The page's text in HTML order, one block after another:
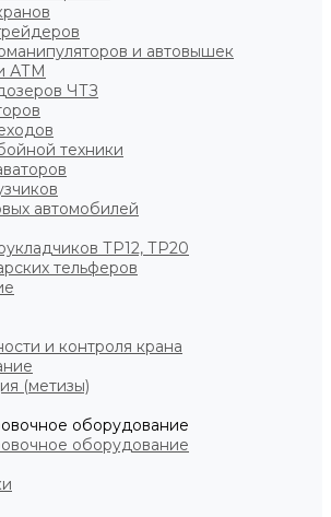
и автовышек
АТМ
ЧТЗ
техники
автомобилей
ТР12, ТР20
тельферов
и контроля крана
(метизы)
оборудование
оборудование